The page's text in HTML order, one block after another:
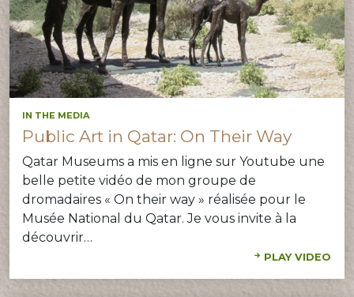
IN THE MEDIA
Public Art in Qatar: On Their Way
Qatar Museums a mis en ligne sur Youtube une
belle petite vidéo de mon groupe de
dromadaires « On their way » réalisée pour le
Musée National du Qatar. Je vous invite à la
découvrir…
PLAY VIDEO